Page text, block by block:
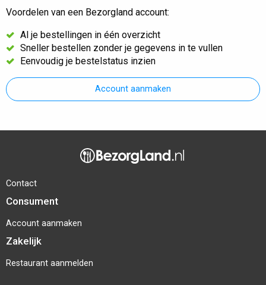
Voordelen van een Bezorgland account:
Al je bestellingen in één overzicht
Sneller bestellen zonder je gegevens in te vullen
Eenvoudig je bestelstatus inzien
Account aanmaken
Contact
Consument
Account aanmaken
Zakelijk
Restaurant aanmelden